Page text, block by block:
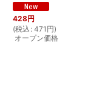
428円
(税込 : 471 円)
オープン価格